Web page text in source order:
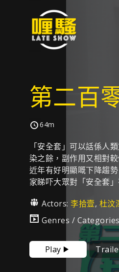
第二百
64m
「安全套」可以話係人
染之餘，副作用又相對
近年有好明顯嘅下降趨
家睇吓大眾對「安全套
Actors: 李拾壹, 杜汶
Genres /
Play